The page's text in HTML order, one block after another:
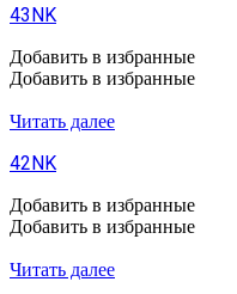
43NK
Добавить в избранные
Добавить в избранные
Читать далее
42NK
Добавить в избранные
Добавить в избранные
Читать далее